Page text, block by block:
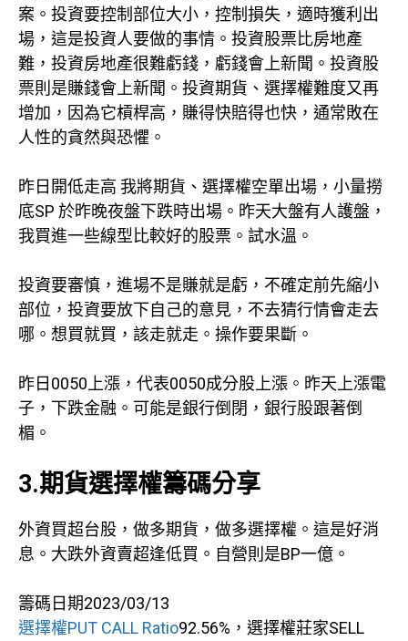
案。投資要控制部位大小，控制損失，適時獲利出
場，這是投資人要做的事情。投資股票比房地產
難，投資房地產很難虧錢，虧錢會上新聞。投資股
票則是賺錢會上新聞。投資期貨、選擇權難度又再
增加，因為它槓桿高，賺得快賠得也快，通常敗在
人性的貪然與恐懼。
昨日開低走高 我將期貨、選擇權空單出場，小量撈
底SP 於昨晚夜盤下跌時出場。昨天大盤有人護盤，
我買進一些線型比較好的股票。試水溫。
投資要審慎，進場不是賺就是虧，不確定前先縮小
部位，投資要放下自己的意見，不去猜行情會走去
哪。想買就買，該走就走。操作要果斷。
昨日0050上漲，代表0050成分股上漲。昨天上漲電
子，下跌金融。可能是銀行倒閉，銀行股跟著倒
楣。
3.期貨選擇權籌碼分享
外資買超台股，做多期貨，做多選擇權。這是好消
息。大跌外資賣超逢低買。自營則是BP一億。
籌碼日期2023/03/13
選擇權PUT CALL Ratio92.56%，選擇權莊家SELL